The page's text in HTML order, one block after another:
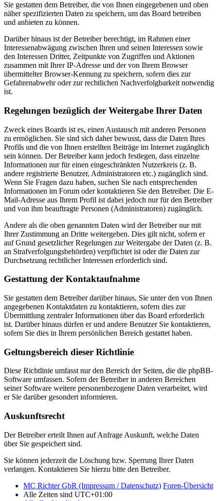
Sie gestatten dem Betreiber, die von Ihnen eingegebenen und oben
näher spezifizierten Daten zu speichern, um das Board betreiben
und anbieten zu können.
Darüber hinaus ist der Betreiber berechtigt, im Rahmen einer
Interessenabwägung zwischen Ihren und seinen Interessen sowie
den Interessen Dritter, Zeitpunkte von Zugriffen und Aktionen
zusammen mit Ihrer IP-Adresse und der von Ihrem Browser
übermittelter Browser-Kennung zu speichern, sofern dies zur
Gefahrenabwehr oder zur rechtlichen Nachverfolgbarkeit notwendig
ist.
Regelungen bezüglich der Weitergabe Ihrer Daten
Zweck eines Boards ist es, einen Austausch mit anderen Personen
zu ermöglichen. Sie sind sich daher bewusst, dass die Daten Ihres
Profils und die von Ihnen erstellten Beiträge im Internet zugänglich
sein können. Der Betreiber kann jedoch festlegen, dass einzelne
Informationen nur für einen eingeschränkten Nutzerkreis (z. B.
andere registrierte Benutzer, Administratoren etc.) zugänglich sind.
Wenn Sie Fragen dazu haben, suchen Sie nach entsprechenden
Informationen im Forum oder kontaktieren Sie den Betreiber. Die E-
Mail-Adresse aus Ihrem Profil ist dabei jedoch nur für den Betreiber
und von ihm beauftragte Personen (Administratoren) zugänglich.
Andere als die oben genannten Daten wird der Betreiber nur mit
Ihrer Zustimmung an Dritte weitergeben. Dies gilt nicht, sofern er
auf Grund gesetzlicher Regelungen zur Weitergabe der Daten (z. B.
an Strafverfolgungsbehörden) verpflichtet ist oder die Daten zur
Durchsetzung rechtlicher Interessen erforderlich sind.
Gestattung der Kontaktaufnahme
Sie gestatten dem Betreiber darüber hinaus, Sie unter den von Ihnen
angegebenen Kontaktdaten zu kontaktieren, sofern dies zur
Übermittlung zentraler Informationen über das Board erforderlich
ist. Darüber hinaus dürfen er und andere Benutzer Sie kontaktieren,
sofern Sie dies in Ihrem persönlichen Bereich gestattet haben.
Geltungsbereich dieser Richtlinie
Diese Richtlinie umfasst nur den Bereich der Seiten, die die phpBB-
Software umfassen. Sofern der Betreiber in anderen Bereichen
seiner Software weitere personenbezogene Daten verarbeitet, wird
er Sie darüber gesondert informieren.
Auskunftsrecht
Der Betreiber erteilt Ihnen auf Anfrage Auskunft, welche Daten
über Sie gespeichert sind.
Sie können jederzeit die Löschung bzw. Sperrung Ihrer Daten
verlangen. Kontaktieren Sie hierzu bitte den Betreiber.
MC Richter GbR (Impressum / Datenschutz) Foren-Übersicht
Alle Zeiten sind UTC+01:00